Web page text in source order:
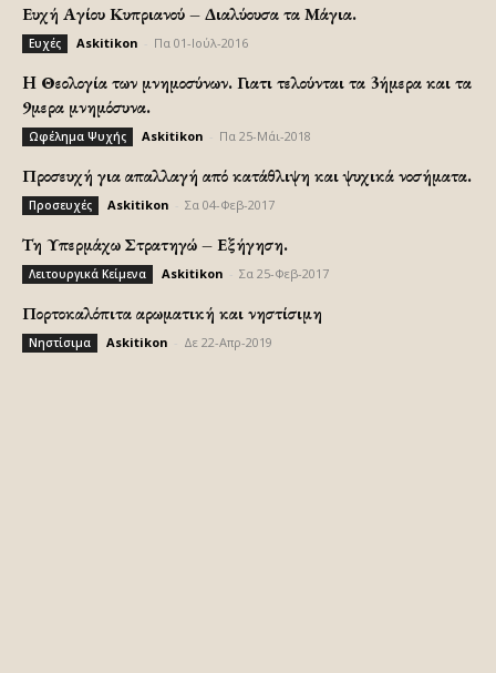
Ευχή Αγίου Κυπριανού – Διαλύουσα τα Μάγια.
Ευχές Askitikon Πα 01-Ιούλ-2016
H Θεολογία των μνημοσύνων. Γιατι τελούνται τα 3ήμερα και τα
9μερα μνημόσυνα.
Ωφέλημα Ψυχής Askitikon Πα 25-Μάι-2018
Προσευχή για απαλλαγή από κατάθλιψη και ψυχικά νοσήματα.
Προσευχές Askitikon Σα 04-Φεβ-2017
Τη Υπερμάχω Στρατηγώ – Εξήγηση.
Λειτουργικά Κείμενα Askitikon Σα 25-Φεβ-2017
Πορτοκαλόπιτα αρωματική και νηστίσιμη
Νηστίσιμα Askitikon Δε 22-Απρ-2019